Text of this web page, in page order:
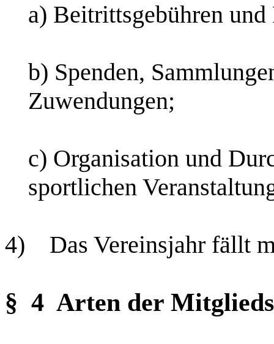
a) Beitrittsgebühren
b) Spenden,
Zuwendungen;
c) Organisation und
sportlichen
4) Das Vereinsjahr fällt
§ 4 Arten der